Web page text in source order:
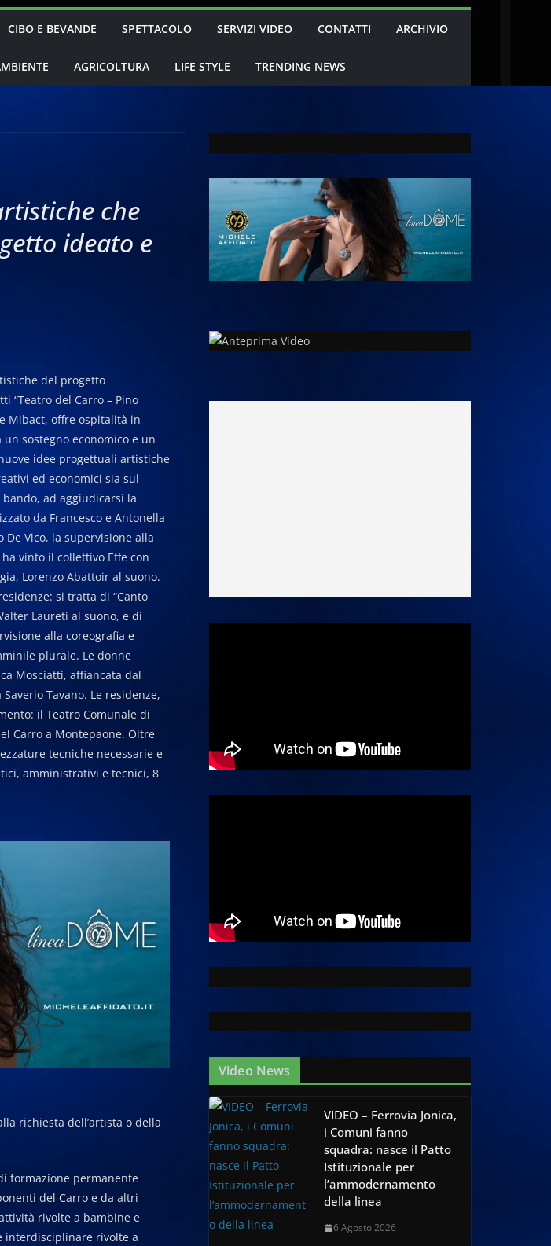
CIBO E BEVANDE SPETTACOLO SERVIZI VIDEO CONTATTI ARCHIVIO
AGRICOLTURA LIFE STYLE TRENDING NEWS
che
ideato e
del progetto
“Teatro del Carro – Pino
Mibact, offre ospitalità in
sostegno economico e un
idee progettuali artistiche
ed economici sia sul
ad aggiudicarsi la
da Francesco e Antonella
Vico, la supervisione alla
vinto il collettivo Effe con
Lorenzo Abattoir al suono.
si tratta di “Canto
Laureti al suono, e di
alla coreografia e
plurale. Le donne
Mosciatti, affiancata dal
Tavano. Le residenze,
il Teatro Comunale di
Carro a Montepaone. Oltre
tecniche necessarie e
amministrativi e tecnici, 8
richiesta dell’artista o della
formazione permanente
del Carro e da altri
rivolte a bambine e
interdisciplinare rivolte a
Video News
VIDEO – Ferrovia Jonica,
i Comuni fanno
squadra: nasce il Patto
Istituzionale per
l’ammodernamento
della linea
6 Agosto 2026